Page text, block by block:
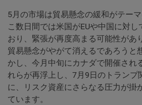
5月の市場は貿易懸念の緩和がテー
こ数日間では米国がEUや中国に対し
おり、緊張が再度高まる可能性があ
貿易懸念がやがて消えるであろうと
かし、今月中旬にカナダで開催され
れらが再浮上し、7月9日のトランプ
に、リスク資産にさらなる圧力が掛
ています。